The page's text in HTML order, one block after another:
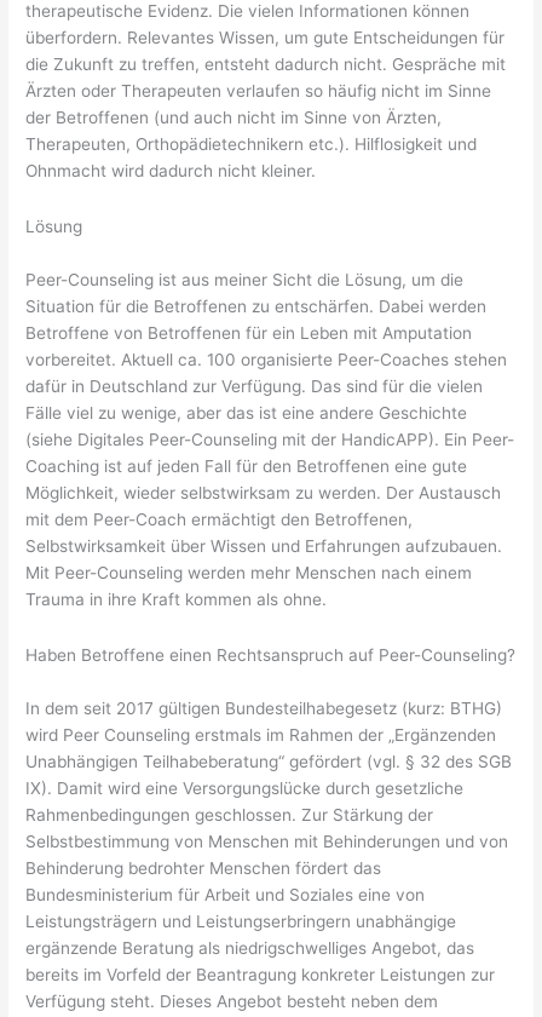
therapeutische Evidenz. Die vielen Informationen können
überfordern. Relevantes Wissen, um gute Entscheidungen für
die Zukunft zu treffen, entsteht dadurch nicht. Gespräche mit
Ärzten oder Therapeuten verlaufen so häufig nicht im Sinne
der Betroffenen (und auch nicht im Sinne von Ärzten,
Therapeuten, Orthopädietechnikern etc.). Hilflosigkeit und
Ohnmacht wird dadurch nicht kleiner.
Lösung
Peer-Counseling ist aus meiner Sicht die Lösung, um die
Situation für die Betroffenen zu entschärfen. Dabei werden
Betroffene von Betroffenen für ein Leben mit Amputation
vorbereitet. Aktuell ca. 100 organisierte Peer-Coaches stehen
dafür in Deutschland zur Verfügung. Das sind für die vielen
Fälle viel zu wenige, aber das ist eine andere Geschichte
(siehe Digitales Peer-Counseling mit der HandicAPP). Ein Peer-
Coaching ist auf jeden Fall für den Betroffenen eine gute
Möglichkeit, wieder selbstwirksam zu werden. Der Austausch
mit dem Peer-Coach ermächtigt den Betroffenen,
Selbstwirksamkeit über Wissen und Erfahrungen aufzubauen.
Mit Peer-Counseling werden mehr Menschen nach einem
Trauma in ihre Kraft kommen als ohne.
Haben Betroffene einen Rechtsanspruch auf Peer-Counseling?
In dem seit 2017 gültigen Bundesteilhabegesetz (kurz: BTHG)
wird Peer Counseling erstmals im Rahmen der „Ergänzenden
Unabhängigen Teilhabeberatung“ gefördert (vgl. § 32 des SGB
IX). Damit wird eine Versorgungslücke durch gesetzliche
Rahmenbedingungen geschlossen. Zur Stärkung der
Selbstbestimmung von Menschen mit Behinderungen und von
Behinderung bedrohter Menschen fördert das
Bundesministerium für Arbeit und Soziales eine von
Leistungsträgern und Leistungserbringern unabhängige
ergänzende Beratung als niedrigschwelliges Angebot, das
bereits im Vorfeld der Beantragung konkreter Leistungen zur
Verfügung steht. Dieses Angebot besteht neben dem